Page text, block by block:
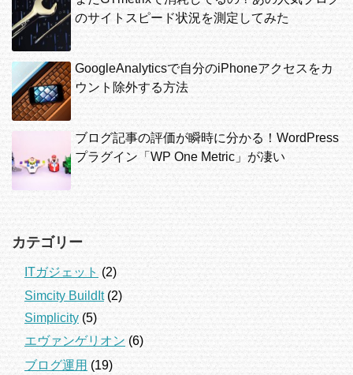
のサイトスピード状況を測定してみた
GoogleAnalyticsで自分のiPhoneアクセスをカ
ウント除外する方法
ブログ記事の評価が瞬時に分かる！WordPress
プラグイン「WP One Metric」が凄い
カテゴリー
ITガジェット (2)
Simcity BuildIt(2)
Simplicity (5)
エヴァンゲリオン (6)
ブログ運用 (19)